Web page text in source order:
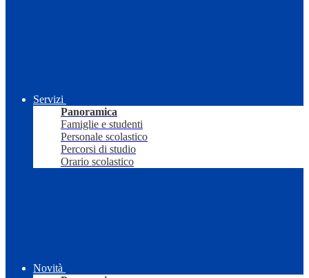
Servizi
Panoramica
Famiglie e studenti
Personale scolastico
Percorsi di studio
Orario scolastico
Novità